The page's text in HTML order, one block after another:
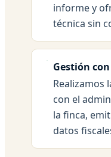
informe y
técnica sin
Gestión
Realizamos
con el
la finca,
datos